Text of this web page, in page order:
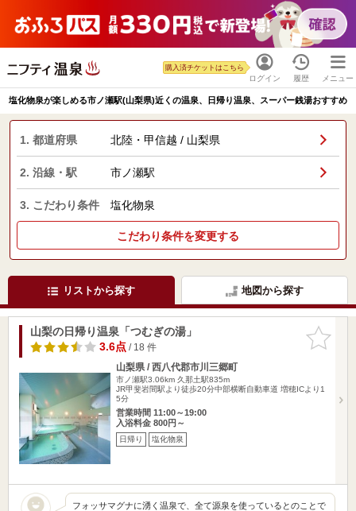
ログイン
購入済チケットはこちら
履歴 メニュー
塩化物泉が楽しめる市ノ瀬駅(山梨県)近くの温泉、日帰り温泉、スーパー銭湯おすすめ
1. 都道府県 北陸・甲信越 / 山梨県
2. 沿線・駅 市ノ瀬駅
3. こだわり条件 塩化物泉
こだわり条件を変更する
リストから探す 地図から探す
お気に入
りに追加
山梨の日帰り温泉「つむぎの湯」
3.6点/ 18 件
山梨県 / 西八代郡市川三郷町
市ノ瀬駅3.06km 久那土駅835m
JR甲斐岩間駅より徒歩20分中部横断自動車道 増穂ICより1
5分
営業時間 11:00～19:00
入浴料金 800円～
日帰り 塩化物泉
フォッサマグナに湧く温泉で、全て源泉を使っているとのことで